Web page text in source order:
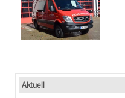
Aktuell